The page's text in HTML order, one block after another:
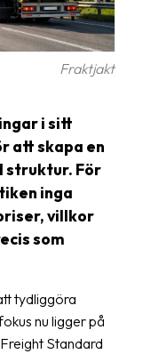
Fraktjakt
i sitt
att skapa en
struktur. För
inga
villkor
som
tydliggöra
nu ligger på
Standard